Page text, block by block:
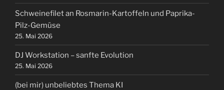
Schweinefilet an Rosmarin-Kartoffeln und Paprika-
Pilz-Gemüse
25. Mai 2026
DJ Workstation – sanfte Evolution
25. Mai 2026
(bei mir) unbeliebtes Thema KI